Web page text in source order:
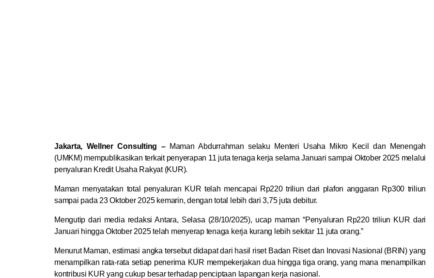
Jakarta, Wellner Consulting – Maman Abdurrahman selaku Menteri Usaha Mikro Kecil dan Menengah
(UMKM) mempublikasikan terkait penyerapan 11 juta tenaga kerja selama Januari sampai Oktober 2025 melalui
penyaluran Kredit Usaha Rakyat (KUR).
Maman menyatakan total penyaluran KUR telah mencapai Rp220 triliun dari plafon anggaran Rp300 triliun
sampai pada 23 Oktober 2025 kemarin, dengan total lebih dari 3,75 juta debitur.
Mengutip dari media redaksi Antara, Selasa (28/10/2025), ucap maman “Penyaluran Rp220 triliun KUR dari
Januari hingga Oktober 2025 telah menyerap tenaga kerja kurang lebih sekitar 11 juta orang.”
Menurut Maman, estimasi angka tersebut didapat dari hasil riset Badan Riset dan Inovasi Nasional (BRIN) yang
menampilkan rata-rata setiap penerima KUR mempekerjakan dua hingga tiga orang, yang mana menampilkan
kontribusi KUR yang cukup besar terhadap penciptaan lapangan kerja nasional.
says: